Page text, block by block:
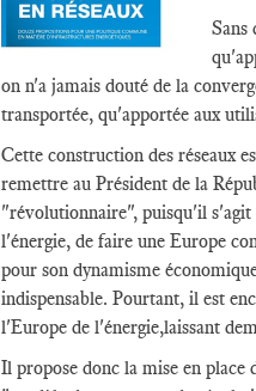
Sans
on n'a jamais douté de la
transportée, qu'apportée aux
Cette construction des réseaux
remettre au Président de la
"révolutionnaire", puisqu'il s'agit
l'énergie, de faire une Europe
pour son dynamisme
indispensable. Pourtant, il est
l'Europe de l'énergie,laissant
Il propose donc la mise en